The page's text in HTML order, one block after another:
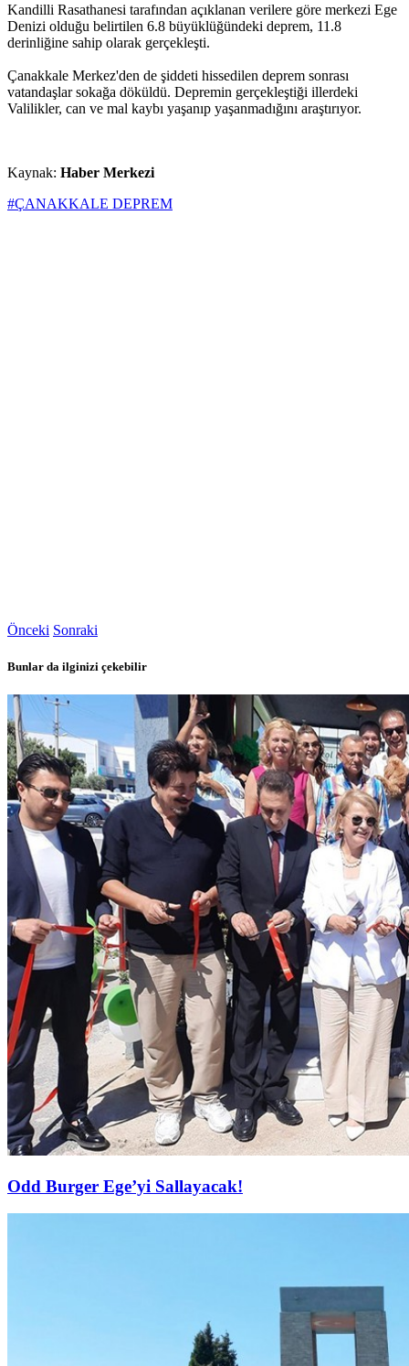
Kandilli Rasathanesi tarafından açıklanan verilere göre merkezi Ege
Denizi olduğu belirtilen 6.8 büyüklüğündeki deprem, 11.8
derinliğine sahip olarak gerçekleşti.
Çanakkale Merkez'den de şiddeti hissedilen deprem sonrası
vatandaşlar sokağa döküldü. Depremin gerçekleştiği illerdeki
Valilikler, can ve mal kaybı yaşanıp yaşanmadığını araştırıyor.
Kaynak: Haber Merkezi
#ÇANAKKALE DEPREM
Önceki Sonraki
Bunlar da ilginizi çekebilir
Odd Burger Ege’yi Sallayacak!